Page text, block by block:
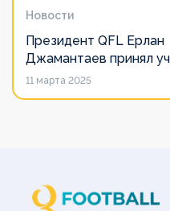
Новости
Президент QFL Ерлан
Джамантаев принял
м Общем собрании
11 марта 2025